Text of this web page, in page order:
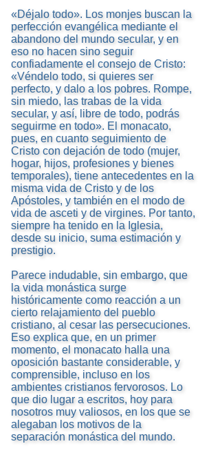
«Déjalo todo». Los monjes buscan la
perfección evangélica mediante el
abandono del mundo secular, y en
eso no hacen sino seguir
confiadamente el consejo de Cristo:
«Véndelo todo, si quieres ser
perfecto, y dalo a los pobres. Rompe,
sin miedo, las trabas de la vida
secular, y así, libre de todo, podrás
seguirme en todo». El monacato,
pues, en cuanto seguimiento de
Cristo con dejación de todo (mujer,
hogar, hijos, profesiones y bienes
temporales), tiene antecedentes en la
misma vida de Cristo y de los
Apóstoles, y también en el modo de
vida de asceti y de virgines. Por tanto,
siempre ha tenido en la Iglesia,
desde su inicio, suma estimación y
prestigio.
Parece indudable, sin embargo, que
la vida monástica surge
históricamente como reacción a un
cierto relajamiento del pueblo
cristiano, al cesar las persecuciones.
Eso explica que, en un primer
momento, el monacato halla una
oposición bastante considerable, y
comprensible, incluso en los
ambientes cristianos fervorosos. Lo
que dio lugar a escritos, hoy para
nosotros muy valiosos, en los que se
alegaban los motivos de la
separación monástica del mundo.